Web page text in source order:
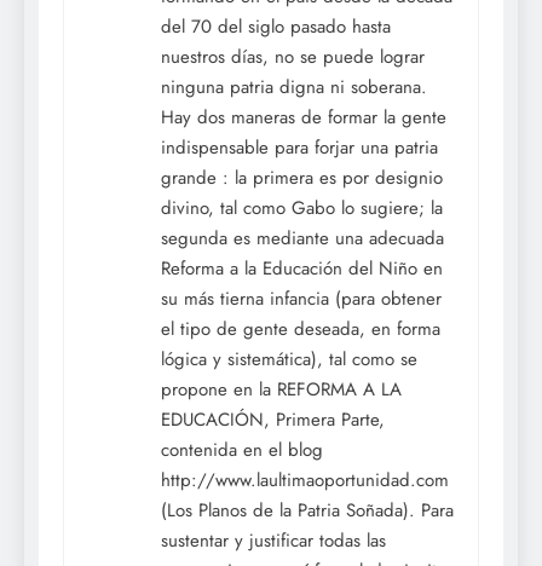
del 70 del siglo pasado hasta
nuestros días, no se puede lograr
ninguna patria digna ni soberana.
Hay dos maneras de formar la gente
indispensable para forjar una patria
grande : la primera es por designio
divino, tal como Gabo lo sugiere; la
segunda es mediante una adecuada
Reforma a la Educación del Niño en
su más tierna infancia (para obtener
el tipo de gente deseada, en forma
lógica y sistemática), tal como se
propone en la REFORMA A LA
EDUCACIÓN, Primera Parte,
contenida en el blog
http://www.laultimaoportunidad.com
(Los Planos de la Patria Soñada). Para
sustentar y justificar todas las